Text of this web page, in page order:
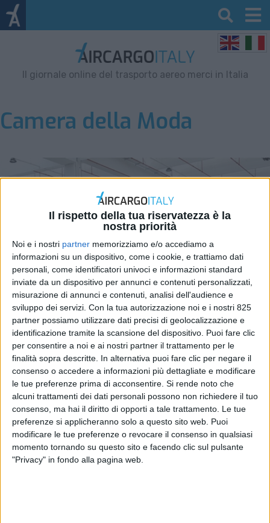
Il rispetto della tua riservatezza è la
nostra priorità
Noi e i nostri partner memorizziamo e/o accediamo a
informazioni su un dispositivo, come i cookie, e trattiamo dati
personali, come identificatori univoci e informazioni standard
inviate da un dispositivo per annunci e contenuti personalizzati,
misurazione di annunci e contenuti, analisi dell'audience e
sviluppo dei servizi. Con la tua autorizzazione noi e i nostri 825
partner possiamo utilizzare dati precisi di geolocalizzazione e
identificazione tramite la scansione del dispositivo. Puoi fare clic
per consentire a noi e ai nostri partner il trattamento per le
finalità sopra descritte. In alternativa puoi fare clic per negare il
consenso o accedere a informazioni più dettagliate e modificare
le tue preferenze prima di acconsentire. Si rende noto che
alcuni trattamenti dei dati personali possono non richiedere il tuo
consenso, ma hai il diritto di opporti a tale trattamento. Le tue
preferenze si applicheranno solo a questo sito web. Puoi
modificare le tue preferenze o revocare il consenso in qualsiasi
momento tornando su questo sito e facendo clic sul pulsante
"Privacy" in fondo alla pagina web.
Il giornale online del trasporto aereo merci in Italia
Camera della Moda
Continua a ‘tirare’ la moda
italiana
ITALIA 19 DICEMBRE 2019